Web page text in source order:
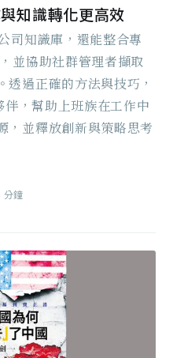
知識轉化更高效
司知識庫，還能整合專
並協助社群管理者擷取
過正確的方法與技巧，
，幫助上班族在工作中
，並釋放創新與策略思考
分鐘